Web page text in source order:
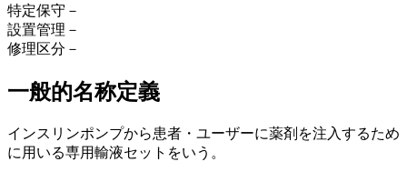
特定保守 －
設置管理 －
修理区分 －
一般的名称定義
インスリンポンプから患者・ユーザーに薬剤を注入するため
に用いる専用輸液セットをいう。